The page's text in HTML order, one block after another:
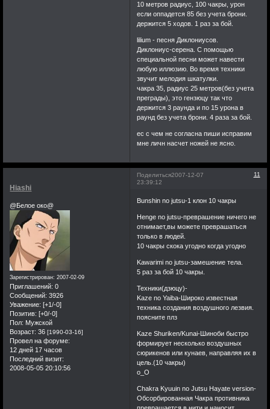
10 метров радиус, 100 чакры, урон
если оппадется 85 без учета брони.
держится 5 ходов. 1 раз за бой.
lilium - песня Диклониусов.
Диклониус-серена. С помощью
специальной песни может навести
любую иллюзию. Во время техники
звучит мелодия шкатулки.
чакра 35, радиус 25 метров(без учета
преграды), это гензюцу так что
держится 3 раунда и по 15 урона в
раунд без учета брони. 4 раза за бой.
ес с чем не согласна пиши исправим
мне личн насчет ножей не ясно.
Поделиться 11
2007-12-07
23:39:12
Hiashi
@Белое око@
Зарегистрирован: 2007-02-09
Приглашений: 0
Сообщений: 3926
Уважение: [+1/-0]
Позитив: [+0/-0]
Пол: Мужской
Возраст: 36[1990-03-16]
Провел на форуме:
12 дней 17 часов
Последний визит:
2008-05-05 20:10:56
Bunshin no jutsu-1 клон 10 чакры
Henge no jutsu-преврашение ничего не
отнимает,вы можете преврашаться
только в людей.
10 чакры скока угодно когда угодно
Kawarimi no jutsu-замешение тела.
5 раз за бой 10 чакры.
Техники(дзюцу)-
Kaze no Yaiba-Широко известная
техника создания воздушного лезвия.
поясните плз
Kaze Shuriken/Kunai-Шиноби быстро
формирует несколько воздушных
сюрикенов или кунаев, направляя их в
цель.(10 чакры)
о_О
Chakra Kyuuin no Jutsu Hayate version-
Обсорбированная Чакра противника